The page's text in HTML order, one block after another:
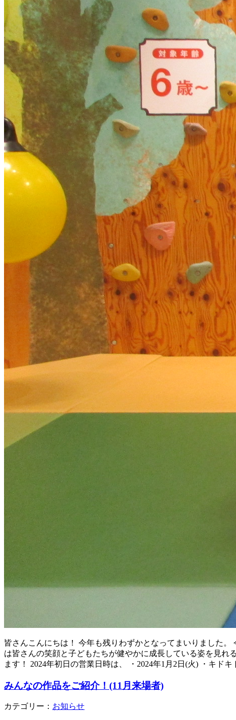
皆さんこんにちは！ 今年も残りわずかとなってまいりました
は皆さんの笑顔と子どもたちが健やかに成長している姿を見れ
ます！ 2024年初日の営業日時は、 ・2024年1月2日(火) ・キド
みんなの作品をご紹介！(11月来場者)
カテゴリー： お知らせ